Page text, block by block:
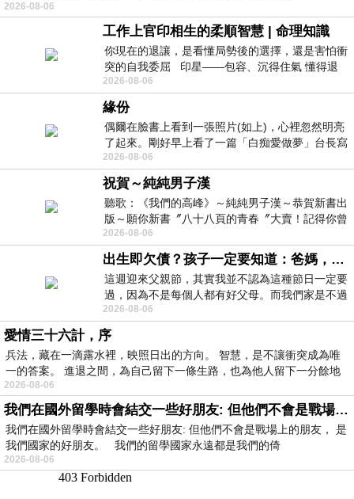
2026-08-06
工作上官印相生的柔順智慧 | 命理知識
你現在的退讓，是看懂局勢後的選擇，還是害怕衝
突的自我委屈 印星——包容、沉得住氣 懂得退
一步觀察，不會
2026-08-06
緣份
偶爾在臉書上看到一張照片(如上)，心裡忽然明亮
了起來。剛好早上看了一篇「白痴愛做夢」台長寫
的貼文，在回顧年輕時瘋狂愛上
2026-08-06
祝賀～純純男子漢
聽歌：《我們的高峰》～純純男子漢～恭賀新書出
版～願你新書〞八十八頁的青春〞大賣！記得你曾
經在我的版留言…「好讚的圖^^感覺大家
2026-08-06
出生即欠債？孩子一定要知道：爸媽，其實我不欠你們
這週迎來父親節，其實我並不認為這種節日一定要
過，因為不是每個人都有好父母。而我們家是不過
節的，平時也沒什麼儀式感，生活趨近冷
2026-08-06
愛情三十六計，序
兵法，藏在一滴露水裡，映照日出的方向。 智慧，是不讓衝突成為唯
一的答案。 進退之間，為自己留下一條生路，也為他人留下一分餘地
2026-08-06
我們在國外留學時會結交一些好朋友: 但他們不會是戰場上的朋友
我們在國外留學時會結交一些好朋友: 但他們不會是戰場上的朋友， 是
我們國家的好朋友。 我們的留學國家永遠都是我們的倚
2026-08-06